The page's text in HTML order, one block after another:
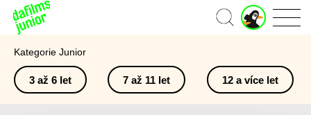
Domů
J
u
o
r
ú
Kategorie Junior
3 až 6 let 7 až 11 let 12 a více let